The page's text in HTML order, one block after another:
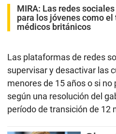
MIRA: Las redes
para los jóvenes como
médicos británicos
Las plataformas de redes
supervisar y desactivar las
menores de 15 años o si
según una resolución del
período de transición de 12